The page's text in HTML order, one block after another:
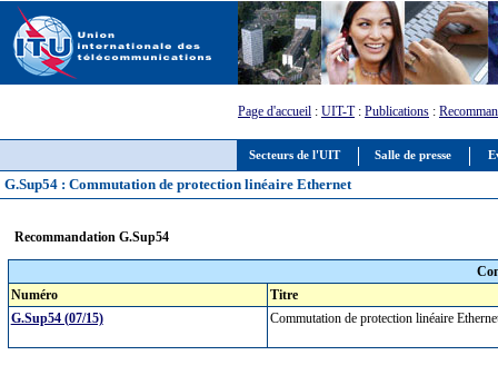
Secteurs de l'UIT Salle de presse
Page d'accueil : UIT-T: Publications :
G.Sup54 : Commutation de protection linéaire Ethernet
Recommandation G.Sup54
Numéro
Titre
G.Sup54 (07/15)
Commutation de protection linéaire